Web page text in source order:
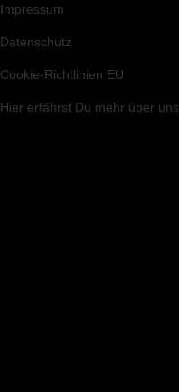
Impressum
Datenschutz
Cookie-Richtlinien EU
Hier erfährst Du mehr über uns